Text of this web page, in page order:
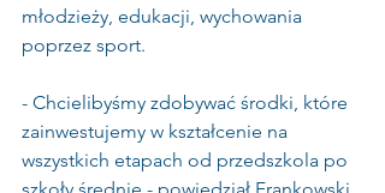
młodzieży, edukacji, wychowania
poprzez sport.
- Chcielibyśmy zdobywać środki, które
zainwestujemy w kształcenie na
wszystkich etapach od przedszkola po